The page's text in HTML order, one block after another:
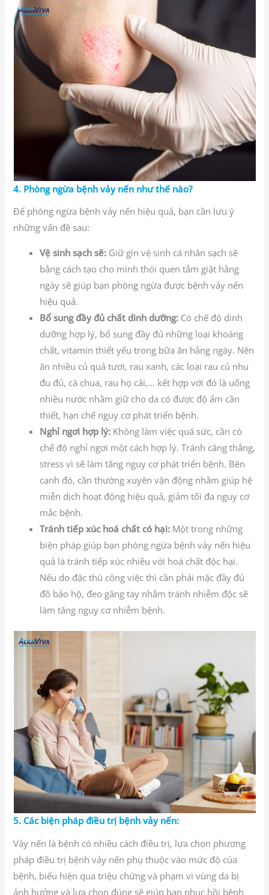
4. Phòng ngừa bệnh vảy nến như thế nào?
Để phòng ngừa bệnh vảy nến hiệu quả, bạn cần lưu ý
những vấn đề sau:
Vệ sinh sạch sẽ: Giữ gìn vệ sinh cá nhân sạch sẽ
bằng cách tạo cho mình thói quen tắm giặt hằng
ngày sẽ giúp bạn phòng ngừa được bệnh vảy nến
hiệu quả.
Bổ sung đầy đủ chất dinh dưỡng: Có chế độ dinh
dưỡng hợp lý, bổ sung đầy đủ những loại khoáng
chất, vitamin thiết yếu trong bữa ăn hằng ngày. Nên
ăn nhiều củ quả tươi, rau xanh, các loại rau củ nhu
đu đủ, cà chua, rau họ cải,… kết hợp với đó là uống
nhiều nước nhằm giữ cho da có được độ ẩm cần
thiết, hạn chế nguy cơ phát triển bệnh.
Nghỉ ngơi hợp lý: Không làm việc quá sức, cần có
chế độ nghỉ ngơi một cách hợp lý. Tránh căng thẳng,
stress vì sẽ làm tăng nguy cơ phát triển bệnh. Bên
cạnh đó, cần thường xuyên vận động nhằm giúp hệ
miễn dịch hoạt động hiệu quả, giảm tối đa nguy cơ
mắc bệnh.
Tránh tiếp xúc hoá chất có hại: Một trong những
biện pháp giúp bạn phòng ngừa bệnh vảy nến hiệu
quả là tránh tiếp xúc nhiều với hoá chất độc hại.
Nếu do đặc thù công việc thì cần phải mặc đầy đủ
đồ bảo hộ, đeo găng tay nhằm tránh nhiễm độc sẽ
làm tăng nguy cơ nhiễm bệnh.
5. Các biện pháp điều trị bệnh vảy nến:
Vảy nến là bệnh có nhiều cách điều trị, lựa chọn phương
pháp điều trị bệnh vảy nến phụ thuộc vào mức độ của
bệnh, biểu hiện qua triệu chứng và phạm vi vùng da bị
ảnh hưởng và lựa chọn đúng sẽ giúp bạn phục hồi bệnh